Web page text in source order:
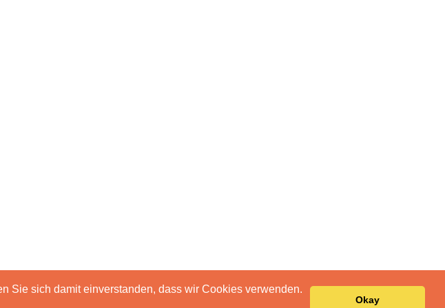
Sie sich damit einverstanden, dass wir Cookies verwenden.
Okay